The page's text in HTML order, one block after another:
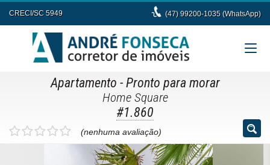
CRECI/SC 5949 (47) 99200-1035 (WhatsApp)
Apartamento - Pronto para morar
Home Square
#1.860
(nenhuma avaliação)